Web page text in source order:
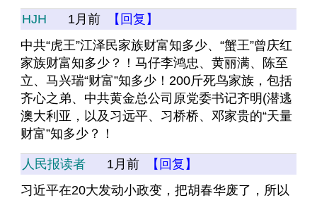
HJH 1月前
【回复】
中共“虎王”江泽民家族财富知多少、“蟹王”曾庆红
家族财富知多少？！马仔李鸿忠、黄丽满、陈至
立、马兴瑞“财富”知多少！200斤死鸟家族，包括
齐心之弟、中共黄金总公司原党委书记齐明(潜逃
澳大利亚，以及习远平、习桥桥、邓家贵的“天量
财富”知多少？！
人民报读者 1月前
【回复】
习近平在20大发动小政变，把胡春华废了，所以